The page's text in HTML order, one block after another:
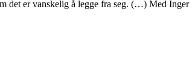
det er vanskelig å legge fra seg. (…) Med Inger